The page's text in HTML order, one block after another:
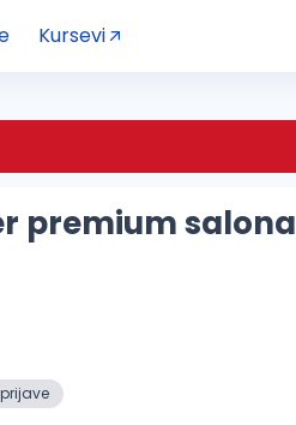
Kursevi
premium